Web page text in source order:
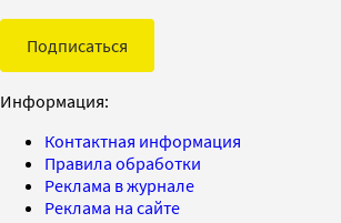
Подписаться
Информация:
Контактная информация
Правила обработки
Реклама в журнале
Реклама на сайте